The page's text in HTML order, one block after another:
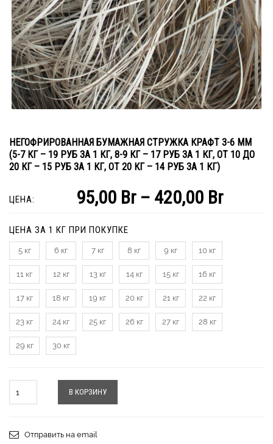
НЕГОФРИРОВАННАЯ БУМАЖНАЯ СТРУЖКА КРАФТ 3-6 ММ
(5-7 КГ – 19 РУБ ЗА 1 КГ, 8-9 КГ – 17 РУБ ЗА 1 КГ, ОТ 10 ДО
20 КГ – 15 РУБ ЗА 1 КГ, ОТ 20 КГ – 14 РУБ ЗА 1 КГ)
ЦЕНА: 95,00 Br– 420,00 Br
ЦЕНА ЗА 1 КГ ПРИ ПОКУПКЕ
5 кг 6 кг 7 кг 8 кг 9 кг 10 кг
11 кг 12 кг 13 кг 14 кг 15 кг 16 кг
17 кг 18 кг 19 кг 20 кг 21 кг 22 кг
23 кг 24 кг 25 кг 26 кг 27 кг 28 кг
29 кг 30 кг
В КОРЗИНУ
Отправить на email